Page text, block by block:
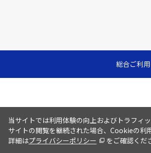
総合ご利
当サイトでは利用体験の向上およびトラフィ
サイトの閲覧を継続された場合、Cookieの利
詳細はプライバシーポリシー をご確認くだ